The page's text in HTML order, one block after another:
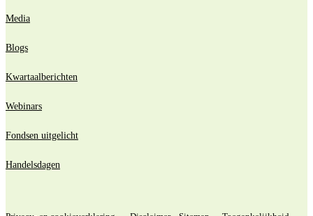
Media
Blogs
Kwartaalberichten
Webinars
Fondsen uitgelicht
Handelsdagen